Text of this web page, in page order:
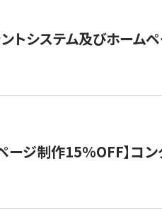
トシステム及びホーム
ージ制作15％OFF】コ